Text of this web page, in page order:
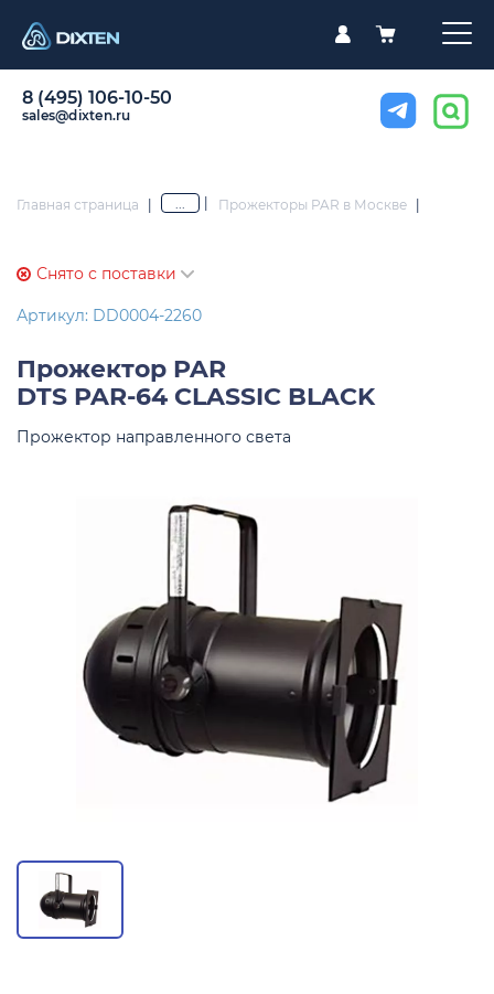
8 (495) 106-10-50
sales@dixten.ru
Главная страница | ... Прожекторы PAR в Москве |
Снято с поставки
Артикул: DD0004-2260
Прожектор PAR
DTS PAR-64 CLASSIC BLACK
Прожектор направленного света